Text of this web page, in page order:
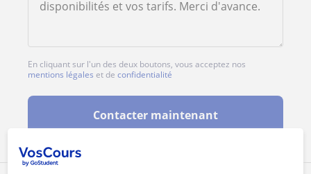
En cliquant sur l'un des deux boutons, vous acceptez nos
mentions légales et de confidentialité
Contacter maintenant